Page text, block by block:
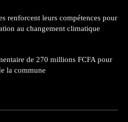
renforcent leurs compétences pour
au changement climatique
de 270 millions FCFA pour
la commune